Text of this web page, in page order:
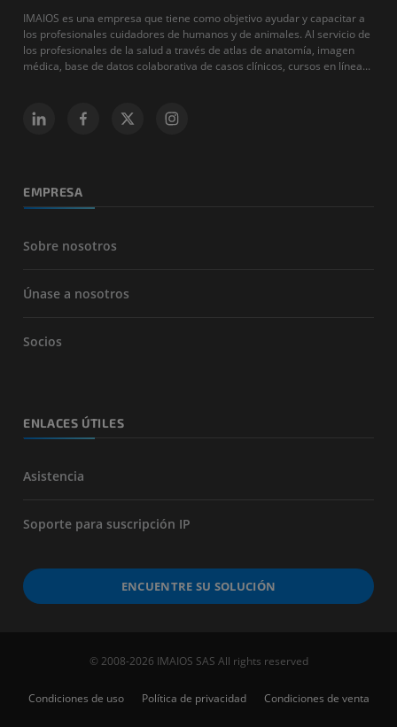
IMAIOS es una empresa que tiene como objetivo ayudar y capacitar a
los profesionales cuidadores de humanos y de animales. Al servicio de
los profesionales de la salud a través de atlas de anatomía, imagen
médica, base de datos colaborativa de casos clínicos, cursos en línea...
EMPRESA
Sobre nosotros
Únase a nosotros
Socios
ENLACES ÚTILES
Asistencia
Soporte para suscripción IP
ENCUENTRE SU SOLUCIÓN
© 2008-2026 IMAIOS SAS All rights reserved
Condiciones de uso Política de privacidad Condiciones de venta